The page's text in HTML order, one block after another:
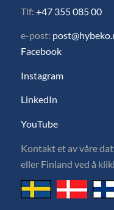
Tlf: +47 355 085 00
e-post:
Facebook
Instagram
LinkedIn
YouTube
Kontakt et av våre
eller Finland ved å